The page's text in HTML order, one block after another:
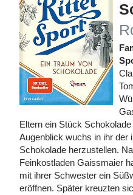
Eltern ein Stück
Augenblick wuchs in ihr der
Schokolade herzustellen.
Feinkostladen Gaissmaier
mit ihrer Schwester ein
eröffnen. Später kreuzten